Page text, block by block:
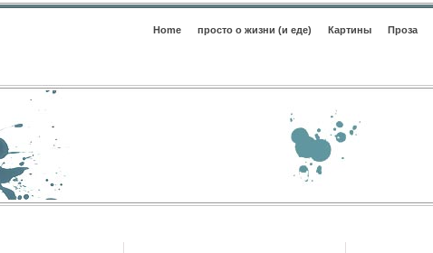
Home просто о жизни (и еде) Картины Проза